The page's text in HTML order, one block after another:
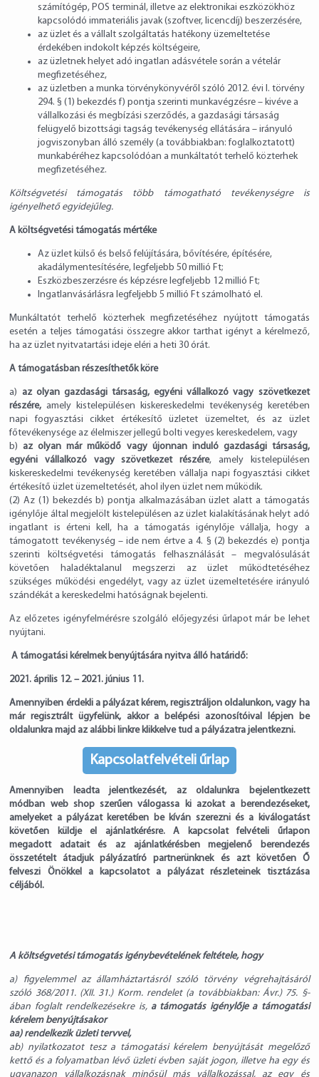
számítógép, POS terminál, illetve az elektronikai eszközökhöz
kapcsolódó immateriális javak (szoftver, licencdíj) beszerzésére,
az üzlet és a vállalt szolgáltatás hatékony üzemeltetése
érdekében indokolt képzés költségeire,
az üzletnek helyet adó ingatlan adásvétele során a vételár
megfizetéséhez,
az üzletben a munka törvénykönyvéről szóló 2012. évi I. törvény
294. § (1) bekezdés f) pontja szerinti munkavégzésre – kivéve a
vállalkozási és megbízási szerződés, a gazdasági társaság
felügyelő bizottsági tagság tevékenység ellátására – irányuló
jogviszonyban álló személy (a továbbiakban: foglalkoztatott)
munkabéréhez kapcsolódóan a munkáltatót terhelő közterhek
megfizetéséhez.
Költségvetési támogatás több támogatható tevékenységre is
igényelhető egyidejűleg.
A költségvetési támogatás mértéke
Az üzlet külső és belső felújítására, bővítésére, építésére,
akadálymentesítésére, legfeljebb 50 millió Ft;
Eszközbeszerzésre és képzésre legfeljebb 12 millió Ft;
Ingatlanvásárlásra legfeljebb 5 millió Ft számolható el.
Munkáltatót terhelő közterhek megfizetéséhez nyújtott támogatás
esetén a teljes támogatási összegre akkor tarthat igényt a kérelmező,
ha az üzlet nyitvatartási ideje eléri a heti 30 órát.
A támogatásban részesíthetők köre
a) az olyan gazdasági társaság, egyéni vállalkozó vagy szövetkezet
részére, amely kistelepülésen kiskereskedelmi tevékenység keretében
napi fogyasztási cikket értékesítő üzletet üzemeltet, és az üzlet
főtevékenysége az élelmiszer jellegű bolti vegyes kereskedelem, vagy
b)az olyan már működő vagy újonnan induló gazdasági társaság,
egyéni vállalkozó vagy szövetkezet részére, amely kistelepülésen
kiskereskedelmi tevékenység keretében vállalja napi fogyasztási cikket
értékesítő üzlet üzemeltetését, ahol ilyen üzlet nem működik.
(2) Az (1) bekezdés b) pontja alkalmazásában üzlet alatt a támogatás
igénylője által megjelölt kistelepülésen az üzlet kialakításának helyt adó
ingatlant is érteni kell, ha a támogatás igénylője vállalja, hogy a
támogatott tevékenység – ide nem értve a 4. § (2) bekezdés e) pontja
szerinti költségvetési támogatás felhasználását – megvalósulását
követően haladéktalanul megszerzi az üzlet működtetéséhez
szükséges működési engedélyt, vagy az üzlet üzemeltetésére irányuló
szándékát a kereskedelmi hatóságnak bejelenti.
Az előzetes igényfelmérésre szolgáló előjegyzési űrlapot már be lehet
nyújtani.
A támogatási kérelmek benyújtására nyitva álló határidő:
2021. április 12. – 2021. június 11.
Amennyiben érdekli a pályázat kérem, regisztráljon oldalunkon, vagy ha
már regisztrált ügyfelünk, akkor a belépési azonosítóival lépjen be
oldalunkra majd az alábbi linkre klikkelve tud a pályázatra jelentkezni.
Kapcsolatfelvételi űrlap
Amennyiben leadta jelentkezését, az oldalunkra bejelentkezett
módban web shop szerűen válogassa ki azokat a berendezéseket,
amelyeket a pályázat keretében be kíván szerezni és a kiválogatást
követően küldje el ajánlatkérésre. A kapcsolat felvételi űrlapon
megadott adatait és az ajánlatkérésben megjelenő berendezés
összetételt átadjuk pályázatíró partnerünknek és azt követően Ő
felveszi Önökkel a kapcsolatot a pályázat részleteinek tisztázása
céljából.
A költségvetési támogatás igénybevételének feltétele, hogy
a) figyelemmel az államháztartásról szóló törvény végrehajtásáról
szóló 368/2011. (XII. 31.) Korm. rendelet (a továbbiakban: Ávr.) 75. §-
ában foglalt rendelkezésekre is, a támogatás igénylője a támogatási
kérelem benyújtásakor
aa) rendelkezik üzleti tervvel,
ab) nyilatkozatot tesz a támogatási kérelem benyújtását megelőző
kettő és a folyamatban lévő üzleti évben saját jogon, illetve ha egy és
ugyanazon vállalkozásnak minősül más vállalkozással, az egy és